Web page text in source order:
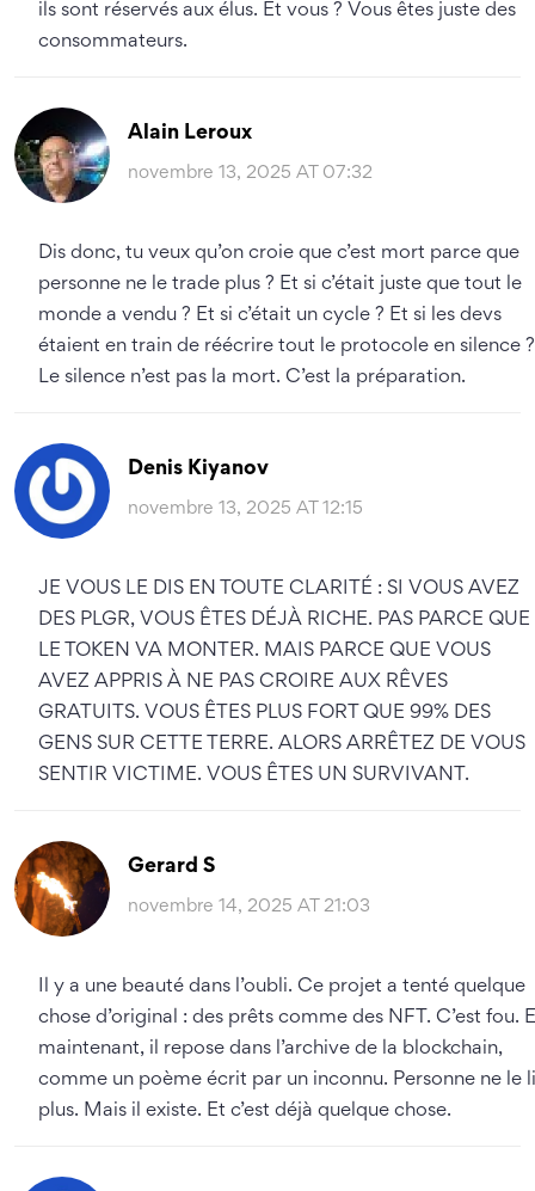
ils sont réservés aux élus. Et vous ? Vous êtes juste des
consommateurs.
Alain Leroux
novembre 13, 2025 AT 07:32
Dis donc, tu veux qu’on croie que c’est mort parce que
personne ne le trade plus ? Et si c’était juste que tout le
monde a vendu ? Et si c’était un cycle ? Et si les devs
étaient en train de réécrire tout le protocole en silence ?
Le silence n’est pas la mort. C’est la préparation.
Denis Kiyanov
novembre 13, 2025 AT 12:15
JE VOUS LE DIS EN TOUTE CLARITÉ : SI VOUS AVEZ
DES PLGR, VOUS ÊTES DÉJÀ RICHE. PAS PARCE QUE
LE TOKEN VA MONTER. MAIS PARCE QUE VOUS
AVEZ APPRIS À NE PAS CROIRE AUX RÊVES
GRATUITS. VOUS ÊTES PLUS FORT QUE 99% DES
GENS SUR CETTE TERRE. ALORS ARRÊTEZ DE VOUS
SENTIR VICTIME. VOUS ÊTES UN SURVIVANT.
Gerard S
novembre 14, 2025 AT 21:03
Il y a une beauté dans l’oubli. Ce projet a tenté quelque
chose d’original : des prêts comme des NFT. C’est fou.
maintenant, il repose dans l’archive de la blockchain,
comme un poème écrit par un inconnu. Personne ne le
plus. Mais il existe. Et c’est déjà quelque chose.